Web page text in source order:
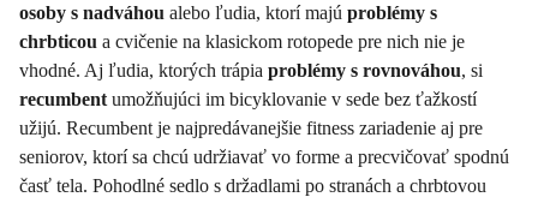
osoby s nadváhou alebo ľudia, ktorí majú problémy s
chrbticou a cvičenie na klasickom rotopede pre nich nie je
vhodné. Aj ľudia, ktorých trápia problémy s rovnováhou, si
recumbent umožňujúci im bicyklovanie v sede bez ťažkostí
užijú. Recumbent je najpredávanejšie fitness zariadenie aj pre
seniorov, ktorí sa chcú udržiavať vo forme a precvičovať spodnú
časť tela. Pohodlné sedlo s držadlami po stranách a chrbtovou